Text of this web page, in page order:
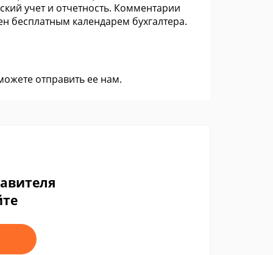
учет и отчетность. Комментарии
календарем бухгалтера.
отправить ее нам.